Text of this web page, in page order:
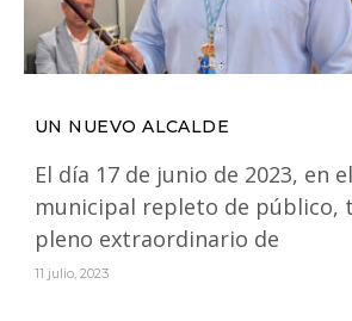
UN NUEVO ALCALDE
El día 17 de junio de 2023, en
municipal repleto de público,
pleno extraordinario de
11 julio, 2023